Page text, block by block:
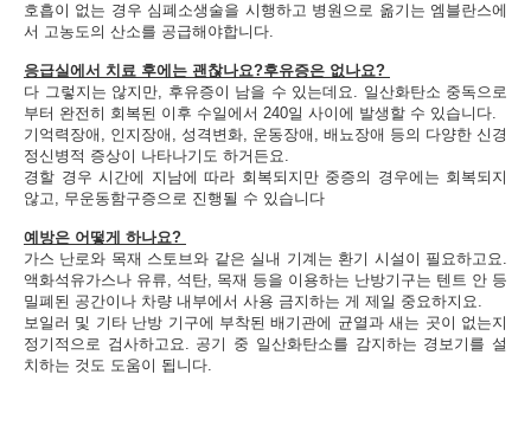
호흡이 없는 경우 심폐소생술을 시행하고 병원으로 옮기는 엠블란스에
서 고농도의 산소를 공급해야합니다.
응급실에서 치료 후에는 괜찮나요?후유증은 없나요?
다 그렇지는 않지만, 후유증이 남을 수 있는데요. 일산화탄소 중독으로
부터 완전히 회복된 이후 수일에서 240일 사이에 발생할 수 있습니다.
기억력장애, 인지장애, 성격변화, 운동장애, 배뇨장애 등의 다양한 신경
정신병적 증상이 나타나기도 하거든요.
경할 경우 시간에 지남에 따라 회복되지만 중증의 경우에는 회복되지
않고, 무운동함구증으로 진행될 수 있습니다
예방은 어떻게 하나요?
가스 난로와 목재 스토브와 같은 실내 기계는 환기 시설이 필요하고요.
액화석유가스나 유류, 석탄, 목재 등을 이용하는 난방기구는 텐트 안 등
밀폐된 공간이나 차량 내부에서 사용 금지하는 게 제일 중요하지요.
보일러 및 기타 난방 기구에 부착된 배기관에 균열과 새는 곳이 없는지
정기적으로 검사하고요. 공기 중 일산화탄소를 감지하는 경보기를 설
치하는 것도 도움이 됩니다.